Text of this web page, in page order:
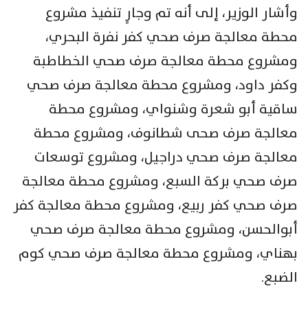
وأشار الوزير، إلى أنه تم وجارٍ تنفيذ مشروع
محطة معالجة صرف صحي كفر نفرة البحري،
ومشروع محطة معالجة صرف صحي الخطاطبة
وكفر داود، ومشروع محطة معالجة صرف صحي
ساقية أبو شعرة وشنواي، ومشروع محطة
معالجة صرف صحى شطانوف، ومشروع محطة
معالجة صرف صحي دراجيل، ومشروع توسعات
صرف صحي بركة السبع، ومشروع محطة معالجة
صرف صحي كفر ربيع، ومشروع محطة معالجة كفر
أبوالحسن، ومشروع محطة معالجة صرف صحي
بهناي، ومشروع محطة معالجة صرف صحي كوم
الضبع.